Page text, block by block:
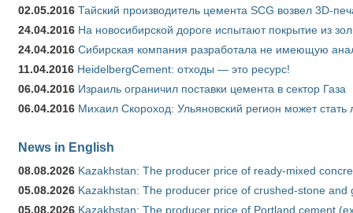
02.05.2016 Тайский производитель цемента SCG возвел 3D-
24.04.2016 На новосибирской дороге испытают покрытие из
24.04.2016 Сибирская компания разработала не имеющую
11.04.2016 HeidelbergCement: отходы — это ресурс!
06.04.2016 Израиль ограничил поставки цемента в сектор Газа
06.04.2016 Михаил Скороход: Ульяновский регион может
News in English
08.08.2026 Kazakhstan: The producer price of ready-mixed
05.08.2026 Kazakhstan: The producer price of crushed-stone and
05.08.2026 Kazakhstan: The producer price of Portland cement